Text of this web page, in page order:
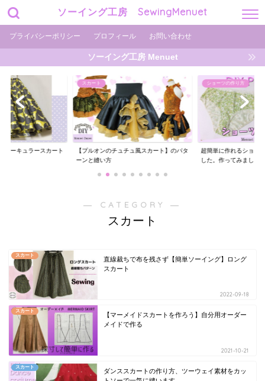
ソーイング工房 SewingMenuet
プライバシーポリシー プロフィール お問い合わせ
ソーイング工房 Menuet
ュ風スカート】のパタ
ショーツの作り方
超簡単に作れるショーツの型紙を用意しま
した。作ってみまし...
ショーツの作り方
ギャザーがエレガント
ーツの作り方【型紙...
― CATEGORY ―
スカート
スカート
直線裁ちで布を残さず【簡単ソーイング】ロング
スカート
2022-09-18
スカート
【マーメイドスカートを作ろう】自分用オーダー
メイドで作る
2021-10-21
スカート
ダンススカートの作り方、ツーウェイ素材をカッ